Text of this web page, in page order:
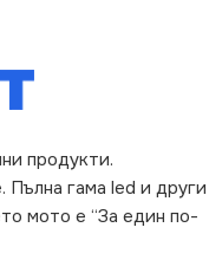
продукти.
Пълна гама led и други
мото е “За един по-